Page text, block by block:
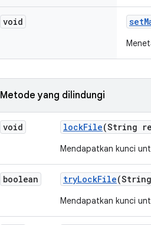
void set
Metode yang dilindungi
void lockFile(String
Mendapatkan kunci
boolean tryLockFile
Mendapatkan kunci